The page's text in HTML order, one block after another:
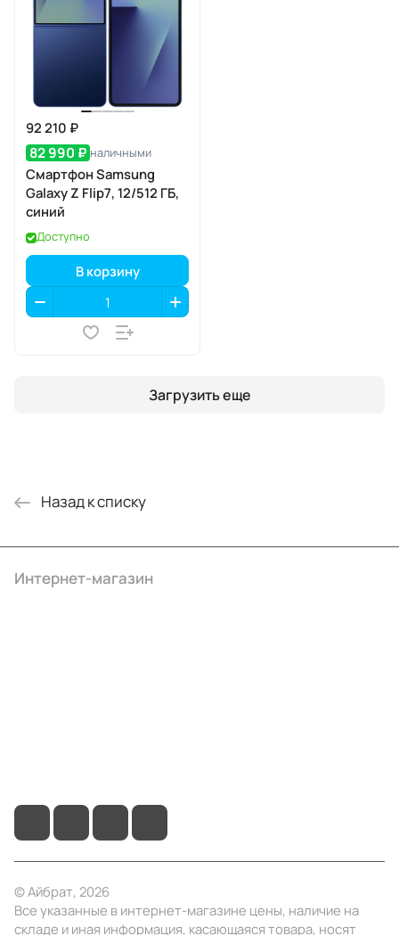
92 210 ₽
82 990 ₽ наличными
Смартфон Samsung
Galaxy Z Flip7, 12/512 ГБ,
синий
Доступно
В корзину
Загрузить еще
Назад к списку
Интернет-магазин
© Айбрат, 2026
Все указанные в интернет-магазине цены, наличие на
складе и иная информация, касающаяся товара, носят